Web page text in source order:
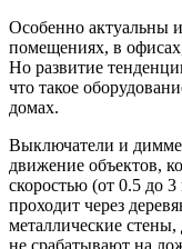
Особенно актуальны
помещениях, в
Но развитие
что такое
домах.
Выключатели и
движение объектов,
скоростью (от 0.5 до
проходит через
металлические
не срабатывают на